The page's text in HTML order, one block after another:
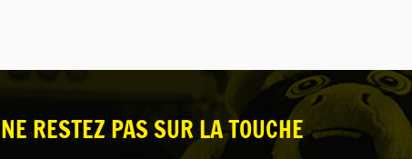
NE RESTEZ PAS SUR LA TOUCHE